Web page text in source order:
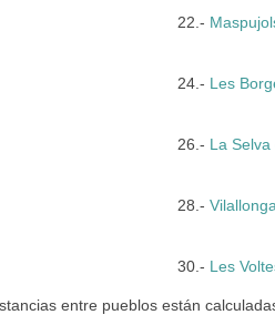
22.-
24.- Les
26.- La
28.-
30.- Les
entre pueblos están